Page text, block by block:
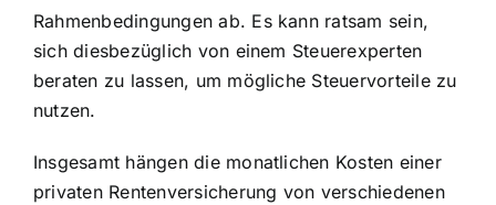
Rahmenbedingungen ab. Es kann ratsam sein,
sich diesbezüglich von einem Steuerexperten
beraten zu lassen, um mögliche Steuervorteile zu
nutzen.
Insgesamt hängen die monatlichen Kosten einer
privaten Rentenversicherung von verschiedenen